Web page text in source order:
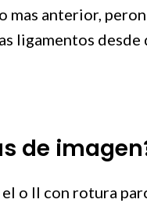
mas anterior,
ligamentos desde
de
o II con rotura